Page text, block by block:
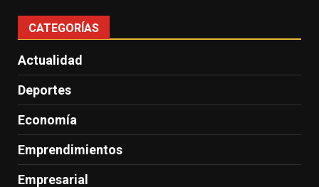
CATEGORÍAS
Actualidad
Deportes
Economía
Emprendimientos
Empresarial